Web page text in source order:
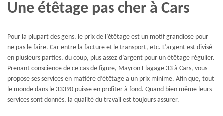
Une étêtage pas cher à Cars
Pour la plupart des gens, le prix de l’étêtage est un motif grandiose pour
ne pas le faire. Car entre la facture et le transport, etc. L’argent est divisé
en plusieurs parties, du coup, plus assez d’argent pour un étêtage régulier.
Prenant conscience de ce cas de figure, Mayron Elagage 33 à Cars, vous
propose ses services en matière d’étêtage a un prix minime. Afin que, tout
le monde dans le 33390 puisse en profiter à fond. Quand bien même leurs
services sont donnés, la qualité du travail est toujours assurer.